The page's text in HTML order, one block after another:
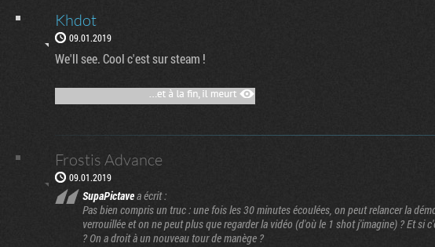
Khdot
09.01.2019
We'll see. Cool c'est sur steam !
Frostis Advance
09.01.2019
SupaPictavea écrit :
Pas bien compris un truc : une fois les 30 minutes écoulées, on peut relancer la
verrouillée et on ne peut plus que regarder la vidéo (d'où le 1 shot j'imagine) ? Et si
? On a droit à un nouveau tour de manège ?